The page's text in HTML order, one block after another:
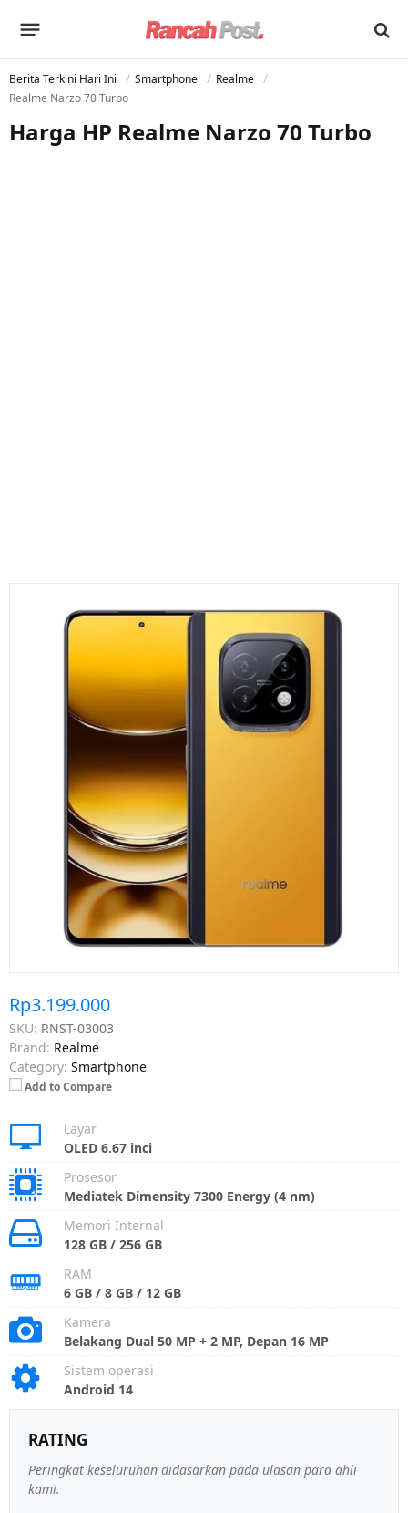
Berita Terkini Hari Ini Smartphone
Realme
Realme Narzo 70 Turbo
Harga HP Realme Narzo 70 Turbo
Rp3.199.000
SKU: RNST-03003
Brand: Realme
Category: Smartphone
Add to Compare
Layar
OLED 6.67 inci
Prosesor
Mediatek Dimensity 7300 Energy (4 nm)
Memori Internal
128 GB / 256 GB
RAM
6 GB / 8 GB / 12 GB
Kamera
Belakang Dual 50 MP + 2 MP, Depan 16 MP
Sistem operasi
Android 14
RATING
Peringkat keseluruhan didasarkan pada ulasan para ahli
kami.